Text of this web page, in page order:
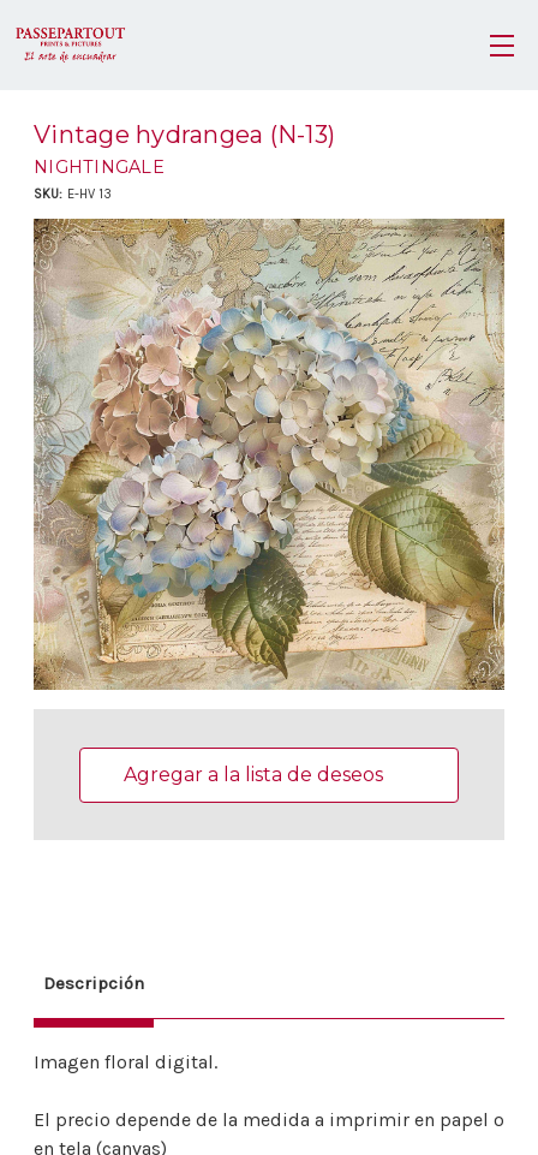
Vintage hydrangea (N-13)
NIGHTINGALE
SKU: E-HV 13
actuales:Agregar a la lista de deseos
Descripción
Imagen floral digital.
El precio depende de la medida a imprimir en papel o
en tela (canvas)